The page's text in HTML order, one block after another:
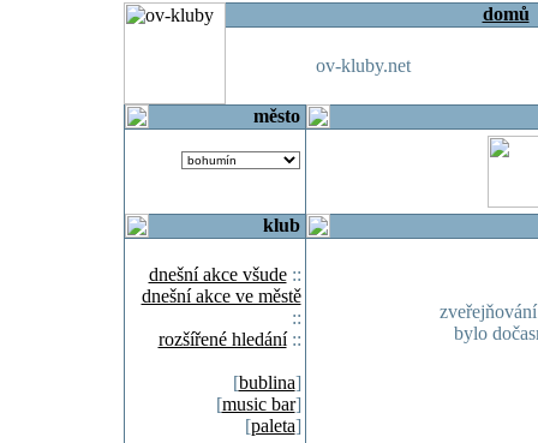
domů
ov-kluby.net
město
klub
dnešní akce všude::
dnešní akce ve městě
::
rozšířené hledání::
[bublina]
[music bar]
[paleta]
bylo